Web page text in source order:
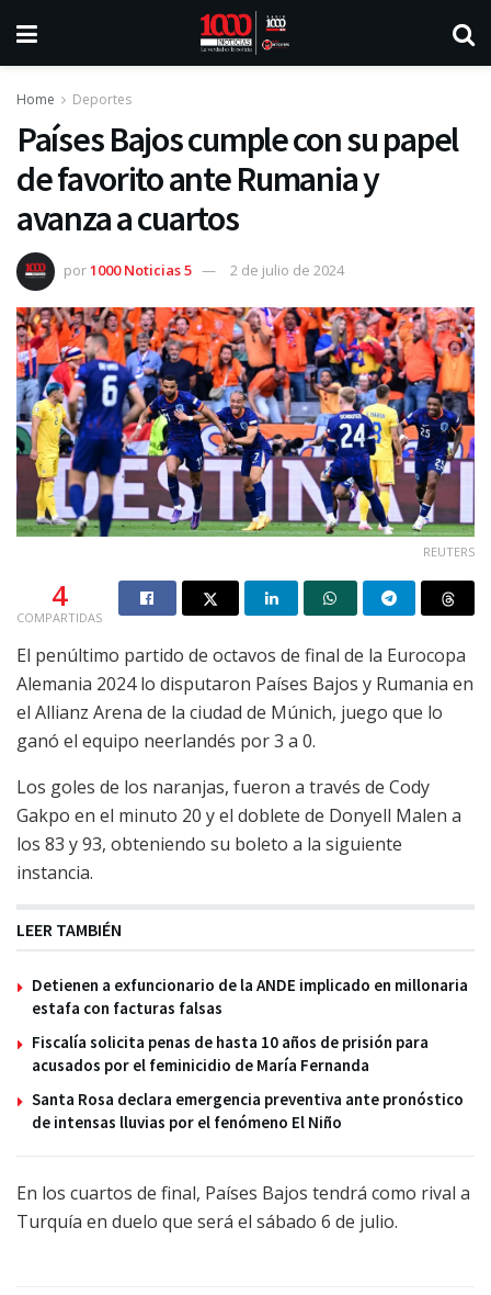
Home Deportes
Países Bajos cumple con su papel
de favorito ante Rumania y
avanza a cuartos
por1000 Noticias 5 2 de julio de 2024
REUTERS
4
COMPARTIDAS
El penúltimo partido de octavos de final de la Eurocopa
Alemania 2024 lo disputaron Países Bajos y Rumania en
el Allianz Arena de la ciudad de Múnich, juego que lo
ganó el equipo neerlandés por 3 a 0.
Los goles de los naranjas, fueron a través de Cody
Gakpo en el minuto 20 y el doblete de Donyell Malen a
los 83 y 93, obteniendo su boleto a la siguiente
instancia.
LEER TAMBIÉN
Detienen a exfuncionario de la ANDE implicado en millonaria
estafa con facturas falsas
Fiscalía solicita penas de hasta 10 años de prisión para
acusados por el feminicidio de María Fernanda
Santa Rosa declara emergencia preventiva ante pronóstico
de intensas lluvias por el fenómeno El Niño
En los cuartos de final, Países Bajos tendrá como rival a
Turquía en duelo que será el sábado 6 de julio.